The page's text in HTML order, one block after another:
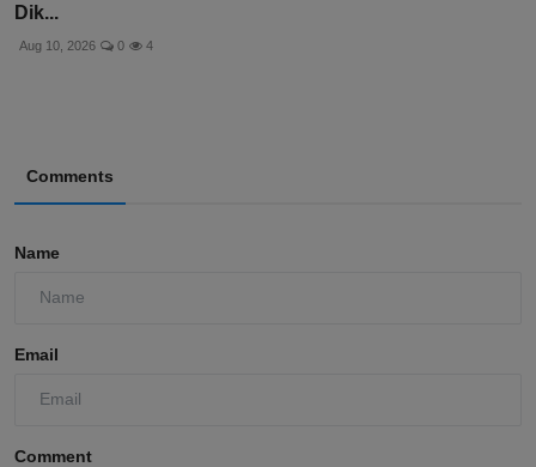
Dik...
Aug 10, 2026 0 4
Comments
Name
Email
Comment